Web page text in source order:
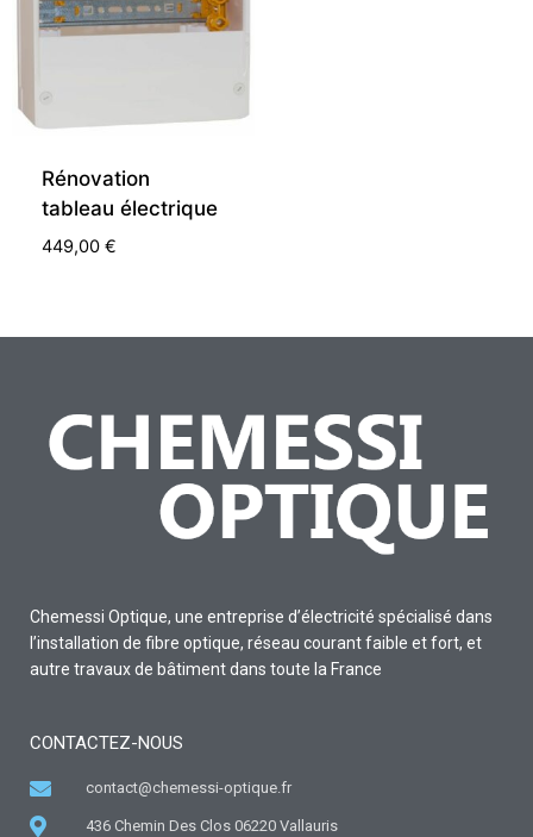
Rénovation
tableau électrique
449,00 €
Chemessi Optique, une entreprise d’électricité spécialisé dans
l’installation de fibre optique, réseau courant faible et fort, et
autre travaux de bâtiment dans toute la France
CONTACTEZ-NOUS
contact@chemessi-optique.fr
436 Chemin Des Clos 06220 Vallauris